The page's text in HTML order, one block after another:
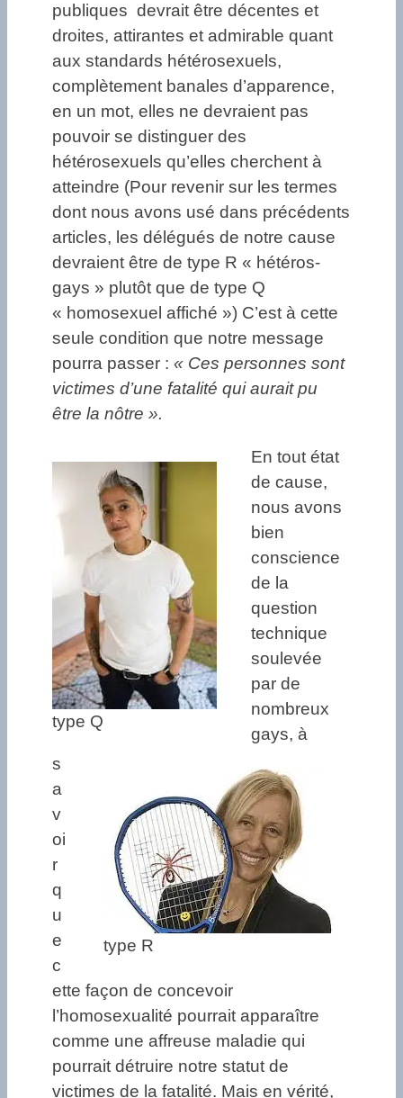
publiques devrait être décentes et
droites, attirantes et admirable quant
aux standards hétérosexuels,
complètement banales d’apparence,
en un mot, elles ne devraient pas
pouvoir se distinguer des
hétérosexuels qu’elles cherchent à
atteindre (Pour revenir sur les termes
dont nous avons usé dans précédents
articles, les délégués de notre cause
devraient être de type R « hétéros-
gays » plutôt que de type Q
« homosexuel affiché ») C’est à cette
seule condition que notre message
pourra passer : « Ces personnes sont
victimes d’une fatalité qui aurait pu
être la nôtre ».
type Q
type R
En tout état
de cause,
nous avons
bien
conscience
de la
question
technique
soulevée
par de
nombreux
gays, à
s
a
v
oi
r
q
u
e
c
ette façon de concevoir
l’homosexualité pourrait apparaître
comme une affreuse maladie qui
pourrait détruire notre statut de
victimes de la fatalité. Mais en vérité,